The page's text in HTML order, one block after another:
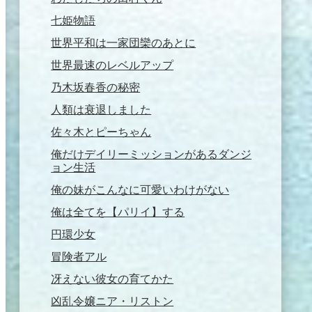
七姫物語
世界平和は一家団欒のあとに
世界最速のレベルアップ
乃木坂春香の秘密
人類は衰退しました
佐々木とピーちゃん
俺だけデイリーミッションがあるダンジ
ョン生活
俺の妹がこんなに可愛いわけがない
俺は全てを【パリイ】する
円環少女
冒険者アル
冴えない彼女の育てかた
凶乱令嬢ニア・リストン